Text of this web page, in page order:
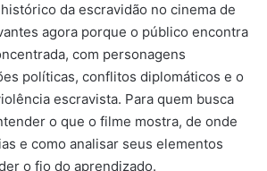
da escravidão no cinema de
agora porque o público encontra
com personagens
políticas, conflitos diplomáticos e o
escravista. Para quem busca
o que o filme mostra, de onde
e como analisar seus elementos
o fio do aprendizado.